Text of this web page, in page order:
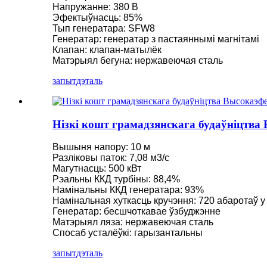
Малая турбіна Каплана 10 кВт 12 кВт 15 кВт
Вытворца гідраэлектрычнага абсталявання Гідраўлічная
Гідраэлектрастанцыі Турбагенератар Фрэнсіса...
100 кВт 500 кВт 1 МВт 2 МВт Гідраўлічная турбіна
Гідраўлічны турбагенератар 250 кВт
Міні-гідраэнергетычнае рашэнне Micro Turgo Turbine 20-
Кошт гідраэлектрагенератара Форстэр Каплан...
320 кВт гідраўлічны генератар воднай турбіны Фрэнсіса
Гідраэлектрычны генератар Пельтана магутнасцю 1200
Гідрагенератар альтэрнатыўнай энергіі магутнасцю 500
Нізкі кошт грамадзянскага будаўніцтва Высокая
20-футавы кантэйнерны літый-іённы акумулятар
Напружанне: 380 В
Эфектыўнасць: 85%
Тып генератара: SFW8
Генератар: генератар з пастаяннымі магнітамі
Клапан: клапан-матылёк
Матэрыял бегуна: нержавеючая сталь
запытдэталь
Нізкі кошт грамадзянскага
Вышыня напору: 10 м
Разліковы паток: 7,08 м3/с
Магутнасць: 500 кВт
Рэальны ККД турбіны: 88,4%
Намінальны ККД генератара: 93%
Намінальная хуткасць кручэння: 720 абаротаў у
Генератар: бесшчоткавае ўзбуджэнне
Матэрыял ляза: нержавеючая сталь
Спосаб усталёўкі: гарызантальны
запытдэталь